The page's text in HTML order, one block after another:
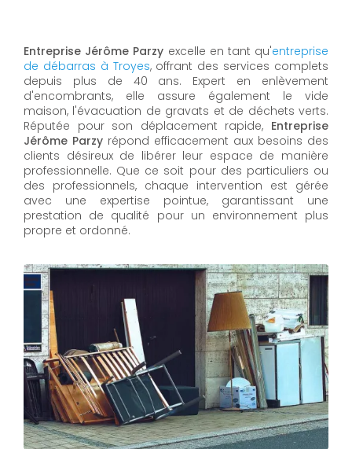
Entreprise Jérôme Parzy excelle en tant qu'entreprise
de débarras à Troyes, offrant des services complets
depuis plus de 40 ans. Expert en enlèvement
d'encombrants, elle assure également le vide
maison, l'évacuation de gravats et de déchets verts.
Réputée pour son déplacement rapide, Entreprise
Jérôme Parzy répond efficacement aux besoins des
clients désireux de libérer leur espace de manière
professionnelle. Que ce soit pour des particuliers ou
des professionnels, chaque intervention est gérée
avec une expertise pointue, garantissant une
prestation de qualité pour un environnement plus
propre et ordonné.